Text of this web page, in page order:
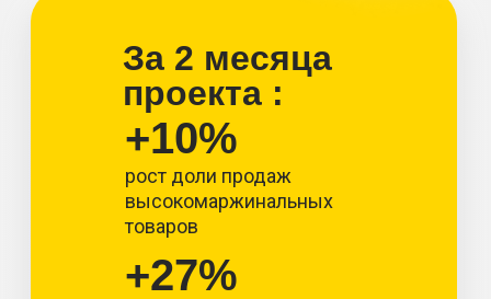
За 2 месяца
проекта :
рост доли продаж
высокомаржинальных
товаров
+10%
+27%